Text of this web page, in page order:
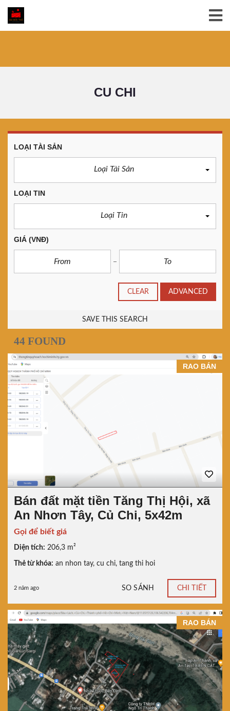
CU CHI
LOẠI TÀI SẢN
Loại Tài Sản
LOẠI TIN
Loại Tin
GIÁ (VNĐ)
CLEAR ADVANCED
SAVE THIS SEARCH
44 FOUND
RAO BÁN
Bán đất mặt tiền Tăng Thị Hội, xã
An Nhơn Tây, Củ Chi, 5x42m
Gọi để biết giá
Diện tích: 206,3 m²
Thẻ từ khóa: an nhon tay, cu chi, tang thi hoi
2 năm ago SO SÁNH CHI TIẾT
RAO BÁN